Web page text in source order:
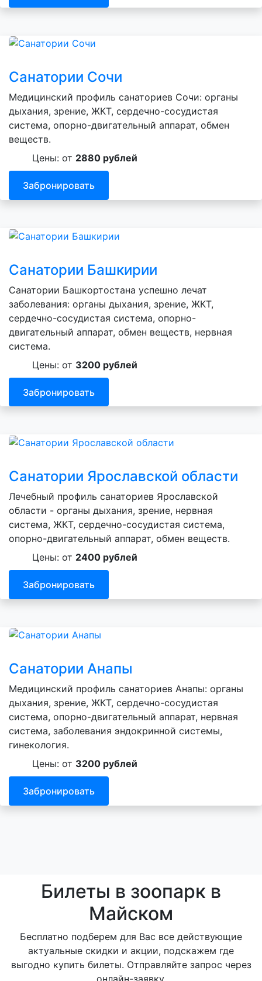
Санатории Сочи
Медицинский профиль санаториев Сочи: органы
дыхания, зрение, ЖКТ, сердечно-сосудистая
система, опорно-двигательный аппарат, обмен
веществ.
Цены: от 2880 рублей
Забронировать
Санатории Башкирии
Санатории Башкортостана успешно лечат
заболевания: органы дыхания, зрение, ЖКТ,
сердечно-сосудистая система, опорно-
двигательный аппарат, обмен веществ, нервная
система.
Цены: от 3200 рублей
Забронировать
Санатории Ярославской области
Лечебный профиль санаториев Ярославской
области - органы дыхания, зрение, нервная
система, ЖКТ, сердечно-сосудистая система,
опорно-двигательный аппарат, обмен веществ.
Цены: от 2400 рублей
Забронировать
Санатории Анапы
Медицинский профиль санаториев Анапы: органы
дыхания, зрение, ЖКТ, сердечно-сосудистая
система, опорно-двигательный аппарат, нервная
система, заболевания эндокринной системы,
гинекология.
Цены: от 3200 рублей
Забронировать
Билеты в зоопарк в
Майском
Бесплатно подберем для Вас все действующие
актуальные скидки и акции, подскажем где
выгодно купить билеты. Отправляйте запрос через
онлайн-заявку.